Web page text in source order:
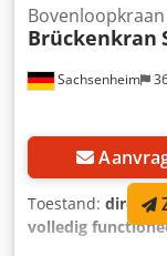
Sachsenheim
Bovenloopkraan
Brückenkran
Toestand: direct
volledig
overspanning